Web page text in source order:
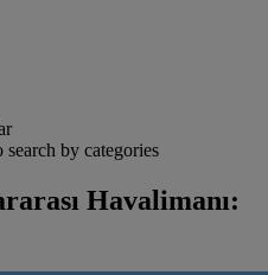
search by categories
Havalimanı: